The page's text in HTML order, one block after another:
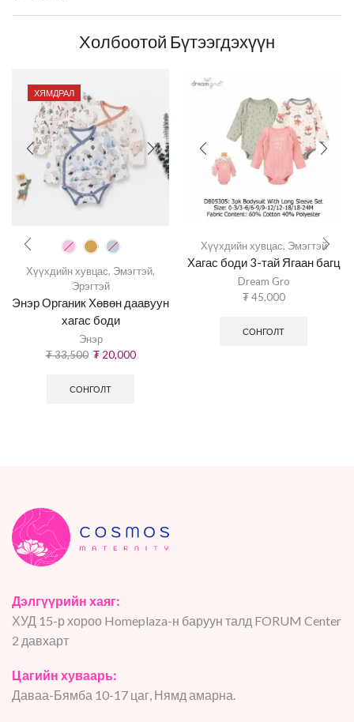
Холбоотой Бүтээгдэхүүн
ХЯМДРАЛ
Хүүхдийн хувцас, Эмэгтэй,
Эрэгтэй
Энэр Органик Хөвөн даавуун
хагас боди
Энэр
₮33,500 ₮20,000
СОНГОЛТ
Хүүхдийн хувцас, Эмэгтэй
Хагас боди 3-тай Ягаан багц
Dream Gro
₮45,000
СОНГОЛТ
Дэлгүүрийн хаяг:
ХУД 15-р хороо Homeplaza-н баруун талд FORUM Center
2 давхарт
Цагийн хуваарь:
Даваа-Бямба 10-17 цаг, Нямд амарна.